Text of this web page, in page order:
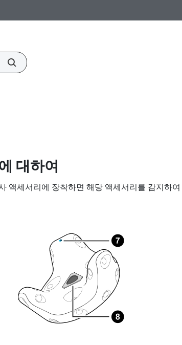
대하여
액세서리에 장착하면 해당 액세서리를 감지하여